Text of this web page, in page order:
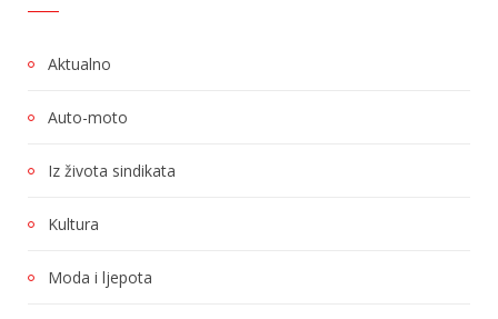
Aktualno
Auto-moto
Iz života sindikata
Kultura
Moda i ljepota